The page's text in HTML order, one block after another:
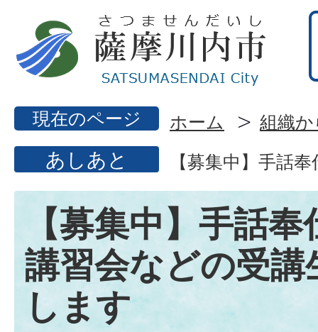
現在のページ ホーム 組織
あしあと 【募集中】手話
【募集中】手話
講習会などの受講
します